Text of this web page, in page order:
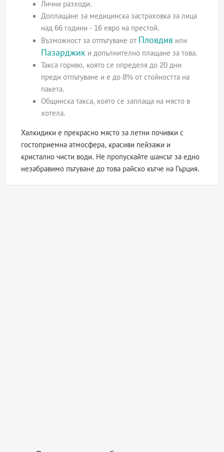
Лични разходи.
Доплащане за медицинска застраховка за лица
над 66 години - 16 евро на престой.
Възможност за отпътуване от Пловдив или
Пазарджик и допълнително плащане за това.
Такса гориво, която се определя до 20 дни
преди отпътуване и е до 8% от стойността на
пакета.
Общинска такса, която се заплаща на място в
хотела.
Халкидики е прекрасно място за летни почивки с
гостоприемна атмосфера, красиви пейзажи и
кристално чисти води. Не пропускайте шансът за едно
незабравимо пътуване до това райско кътче на Гърция.